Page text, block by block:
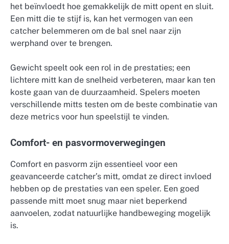
het beïnvloedt hoe gemakkelijk de mitt opent en sluit.
Een mitt die te stijf is, kan het vermogen van een
catcher belemmeren om de bal snel naar zijn
werphand over te brengen.
Gewicht speelt ook een rol in de prestaties; een
lichtere mitt kan de snelheid verbeteren, maar kan ten
koste gaan van de duurzaamheid. Spelers moeten
verschillende mitts testen om de beste combinatie van
deze metrics voor hun speelstijl te vinden.
Comfort- en pasvormoverwegingen
Comfort en pasvorm zijn essentieel voor een
geavanceerde catcher’s mitt, omdat ze direct invloed
hebben op de prestaties van een speler. Een goed
passende mitt moet snug maar niet beperkend
aanvoelen, zodat natuurlijke handbeweging mogelijk
is.